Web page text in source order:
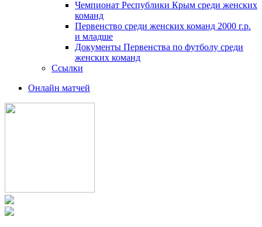
Чемпионат Республики Крым среди женских
команд
Первенство среди женских команд 2000 г.р.
и младше
Документы Первенства по футболу среди
женских команд
Ссылки
Онлайн матчей